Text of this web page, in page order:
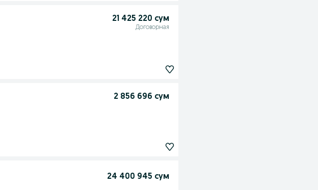
21 425 220 сум
Договорная
2 856 696 сум
24 400 945 сум